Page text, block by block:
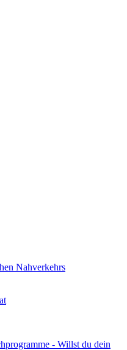
Nahverkehrs
- Willst du dein